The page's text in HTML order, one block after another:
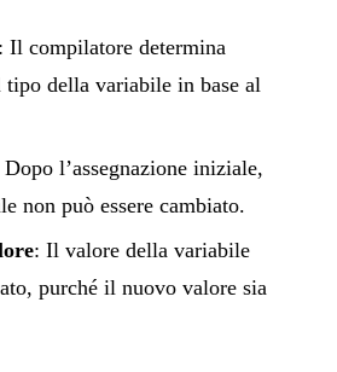
: Il compilatore determina
tipo della variabile in base al
Dopo l’assegnazione iniziale,
non può essere cambiato.
: Il valore della variabile
purché il nuovo valore sia